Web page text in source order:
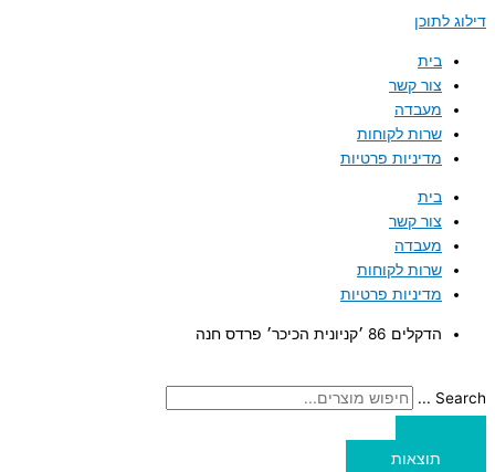
דילוג לתוכן
בית
צור קשר
מעבדה
שרות לקוחות
מדיניות פרטיות
בית
צור קשר
מעבדה
שרות לקוחות
מדיניות פרטיות
הדקלים 86 ׳קניונית הכיכר׳ פרדס חנה
Search ...
תוצאות